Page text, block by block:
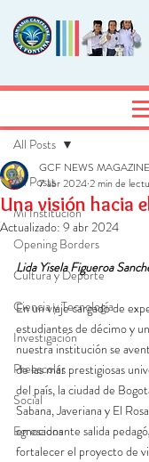
All Posts
Mi Institución
Opening Borders
Cultura y Deporte
Ciencia y Tecnología
Investigación
Preescolar
Social
Egresados
All Posts
Una visión hacia
GCF NEWS
7 abr 20242 min de
Actualizado: 9 abr 2024
Lida Yisela Figueroa
En un viaje cargado de
estudiantes de décimo y
nuestra institución se
de las más prestigiosas
del país, la ciudad de
Sabana, Javeriana y El
emocionante salida
fortalecer el proyecto de